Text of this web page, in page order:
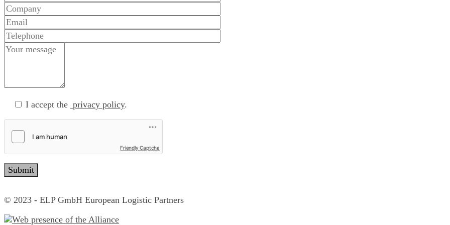
I accept the privacy policy.
Friendly Captcha
© 2023 - ELP GmbH European Logistic Partners